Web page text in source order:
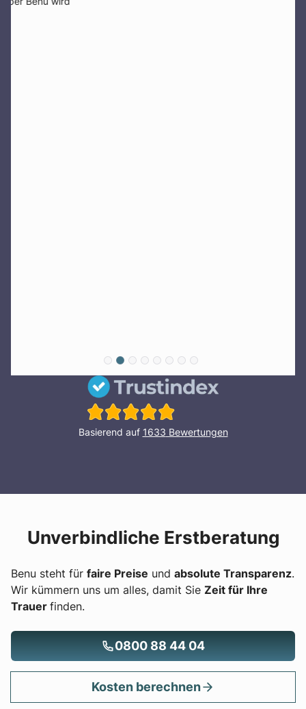
Basierend auf 1633 Bewertungen
Unverbindliche Erstberatung
Benu steht für faire Preise und absolute Transparenz.
Wir kümmern uns um alles, damit Sie Zeit für Ihre
Trauer finden.
0800 88 44 04
Kosten berechnen